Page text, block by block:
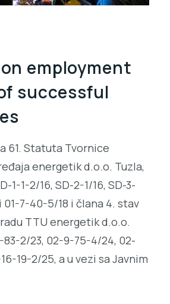
employment
successful
61. Statuta Tvornice
energetik d.o.o. Tuzla,
1-1-2/16, SD-2-1/16, SD-3-
01-7-40-5/18 i člana 4. stav
TTU energetik d.o.o.
2/23, 02-9-75-4/24, 02-
19-2/25, a u vezi sa Javnim